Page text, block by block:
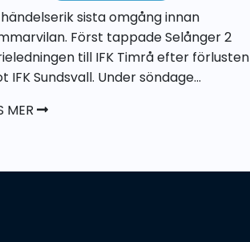
sista omgång innan
Först tappade Selånger 2
till IFK Timrå efter förlusten
IFK Sundsvall. Under söndage...
MER